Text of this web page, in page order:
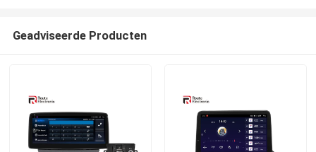
Geadviseerde Producten